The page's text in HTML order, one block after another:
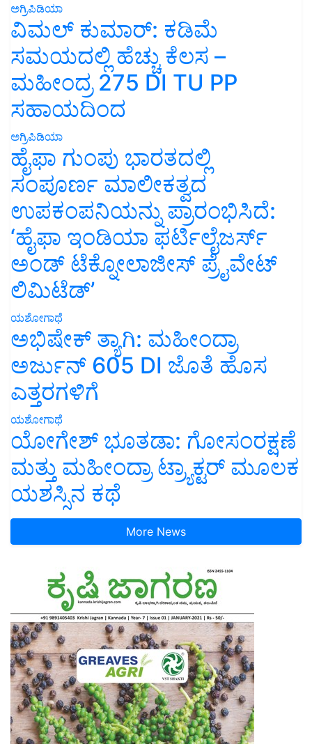
ಅಗ್ರಿಪಿಡಿಯಾ
ವಿಮಲ್ ಕುಮಾರ್: ಕಡಿಮೆ
ಸಮಯದಲ್ಲಿ ಹೆಚ್ಚು ಕೆಲಸ –
ಮಹೀಂದ್ರ 275 DI TU PP
ಸಹಾಯದಿಂದ
ಅಗ್ರಿಪಿಡಿಯಾ
ಹೈಫಾ ಗುಂಪು ಭಾರತದಲ್ಲಿ
ಸಂಪೂರ್ಣ ಮಾಲೀಕತ್ವದ
ಉಪಕಂಪನಿಯನ್ನು ಪ್ರಾರಂಭಿಸಿದೆ:
‘ಹೈಫಾ ಇಂಡಿಯಾ ಫರ್ಟಿಲೈಜರ್ಸ್
ಅಂಡ್ ಟೆಕ್ನೋಲಾಜೀಸ್ ಪ್ರೈವೇಟ್
ಲಿಮಿಟೆಡ್’
ಯಶೋಗಾಥೆ
ಅಭಿಷೇಕ್ ತ್ಯಾಗಿ: ಮಹೀಂದ್ರಾ
ಅರ್ಜುನ್ 605 DI ಜೊತೆ ಹೊಸ
ಎತ್ತರಗಳಿಗೆ
ಯಶೋಗಾಥೆ
ಯೋಗೇಶ್ ಭೂತಡಾ: ಗೋಸಂರಕ್ಷಣೆ
ಮತ್ತು ಮಹೀಂದ್ರಾ ಟ್ರ್ಯಾಕ್ಟರ್ ಮೂಲಕ
ಯಶಸ್ಸಿನ ಕಥೆ
More News